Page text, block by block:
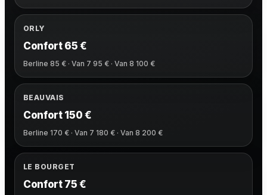
ORLY
Confort 65 €
Berline 85 € · Van 7 95 € · Van 8 100 €
BEAUVAIS
Confort 150 €
Berline 170 € · Van 7 180 € · Van 8 200 €
LE BOURGET
Confort 75 €